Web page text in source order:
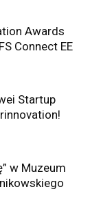
Awards
Connect EE
Startup
w Muzeum